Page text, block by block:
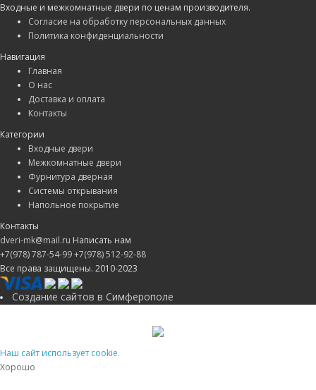
Входные и межкомнатные двери по ценам производителя.
Согласие на обработку персональных данных
Политика конфиденциальности
Навигация
Главная
О нас
Доставка и оплата
Контакты
Категории
Входные двери
Межкомнатные двери
Фурнитура дверная
Системы открывания
Напольное покрытие
Контакты
dveri-mk@mail.ru Написать нам
+7(978) 787-54-99+7(978) 512-92-88
Все права защищены. 2010-2023
Создание сайтов в Симферополе
Наш сайт использует cookie.
Хорошо